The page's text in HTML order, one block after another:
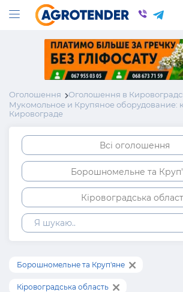
Оголошення
Оголошення в
Мукомольное и Крупяное оборудование:
Кировограде
Всі оголошення
Борошномельне та
Кіровоградська
Борошномельне та Круп'яне
Кіровоградська область